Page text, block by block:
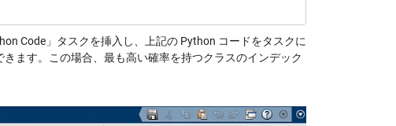
Code」タスクを挿入し、上記の Python コードをタスクに
ます。この場合、最も高い確率を持つクラスのインデック